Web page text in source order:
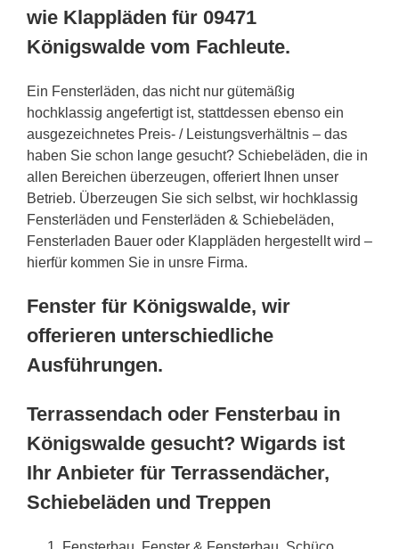
wie Klappläden für 09471
Königswalde vom Fachleute.
Ein Fensterläden, das nicht nur gütemäßig
hochklassig angefertigt ist, stattdessen ebenso ein
ausgezeichnetes Preis- / Leistungsverhältnis – das
haben Sie schon lange gesucht? Schiebeläden, die in
allen Bereichen überzeugen, offeriert Ihnen unser
Betrieb. Überzeugen Sie sich selbst, wir hochklassig
Fensterläden und Fensterläden & Schiebeläden,
Fensterladen Bauer oder Klappläden hergestellt wird –
hierfür kommen Sie in unsre Firma.
Fenster für Königswalde, wir
offerieren unterschiedliche
Ausführungen.
Terrassendach oder Fensterbau in
Königswalde gesucht? Wigards ist
Ihr Anbieter für Terrassendächer,
Schiebeläden und Treppen